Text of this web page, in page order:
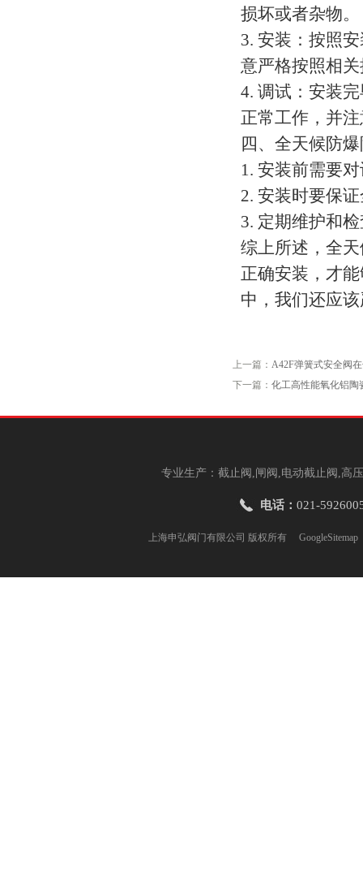
损坏或者杂物。
3. 安装：按照
意严格按照相
4. 调试：安装
正常工作，并
四、全天候防
1. 安装前需要
2. 安装时要保
3. 定期维护和
综上所述，全
正确安装，才
中，我们还应
上一篇： A42F弹簧式安全阀
下一篇： 化工高性能氧化铝陶
专业生产：截止阀,闸阀,电动截止阀,高
电话： 021-
上海申弘阀门有限公司 版权所有 GoogleSitemap